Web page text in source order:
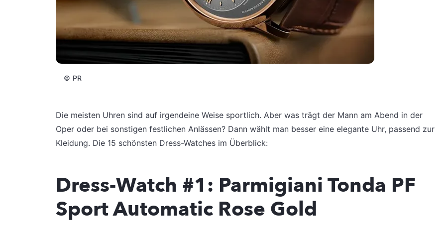
© PR
Die meisten Uhren sind auf irgendeine Weise sportlich. Aber was trägt der Mann am Abend in der
Oper oder bei sonstigen festlichen Anlässen? Dann wählt man besser eine elegante Uhr, passend zur
Kleidung. Die 15 schönsten Dress-Watches im Überblick:
Dress-Watch #1: Parmigiani Tonda PF
Sport Automatic Rose Gold